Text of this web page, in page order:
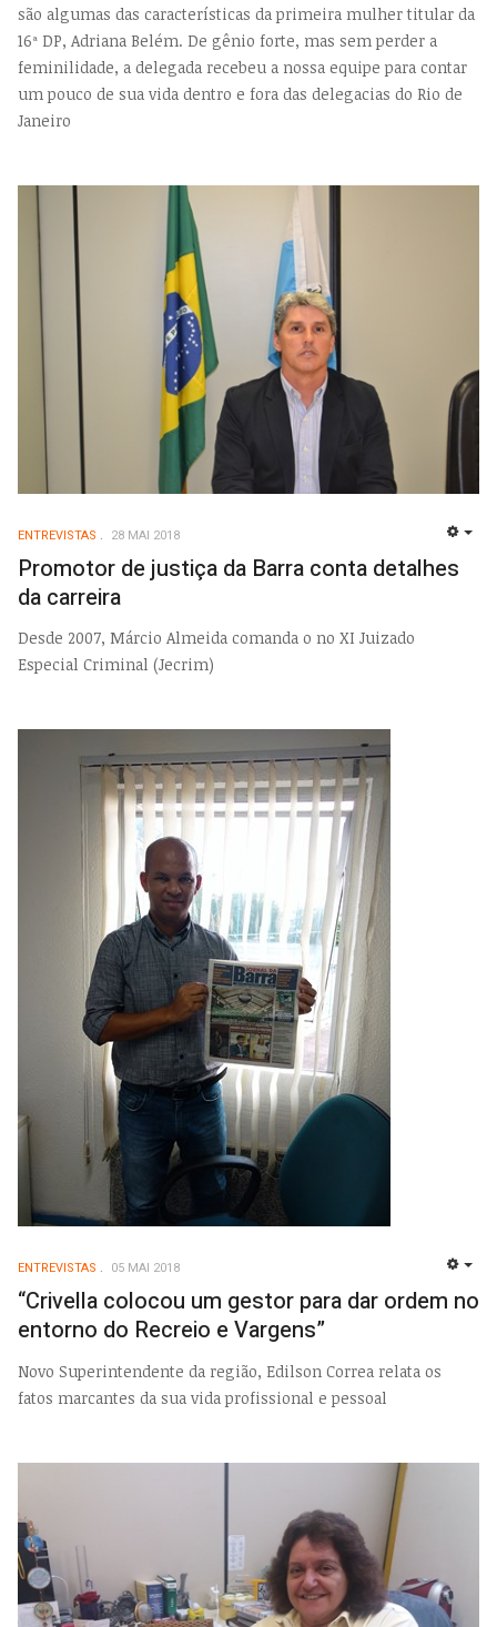
são algumas das características da primeira mulher titular da
16ª DP, Adriana Belém. De gênio forte, mas sem perder a
feminilidade, a delegada recebeu a nossa equipe para contar
um pouco de sua vida dentro e fora das delegacias do Rio de
Janeiro
ENTREVISTAS 28 MAI 2018
Promotor de justiça da Barra conta detalhes
da carreira
Desde 2007, Márcio Almeida comanda o no XI Juizado
Especial Criminal (Jecrim)
ENTREVISTAS 05 MAI 2018
“Crivella colocou um gestor para dar ordem no
entorno do Recreio e Vargens”
Novo Superintendente da região, Edilson Correa relata os
fatos marcantes da sua vida profissional e pessoal